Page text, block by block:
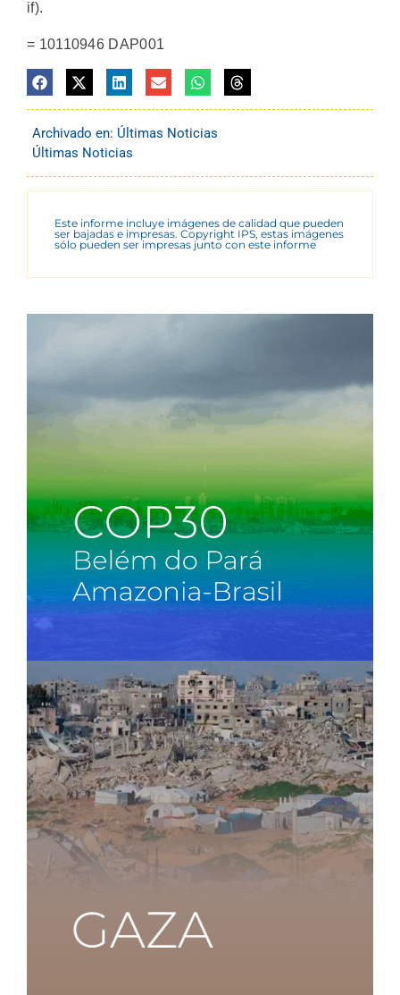
if).
= 10110946 DAP001
Archivado en: Últimas Noticias
Últimas Noticias
Este informe incluye imágenes de calidad que pueden
ser bajadas e impresas. Copyright IPS, estas imágenes
sólo pueden ser impresas junto con este informe